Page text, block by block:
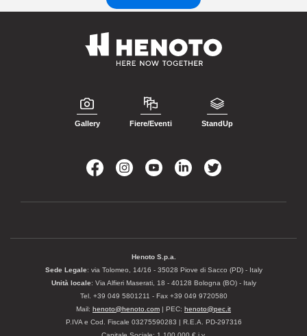
Gallery Fiere/Eventi StandUp
Henoto S.p.a.
Sede Legale: via Tolomeo, 14/16 - 35028 Piove di Sacco (PD) - Italy
Unità locale: Via Alfieri Maserati, 18 - 40128 Bologna (BO) - Italy
Tel. +39 049 5801211 - Fax +39 049 9720580
Mail: henoto@henoto.com | PEC: henoto@pec.it
P.IVA e Cod. Fiscale 03275590283 | R.E.A. PD-297316